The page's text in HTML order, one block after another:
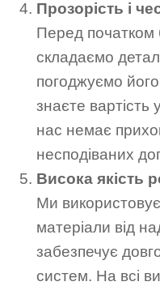
Прозорість і
Перед початком
складаємо
погоджуємо
знаєте вартість
нас немає
несподіваних
Висока якість
Ми
матеріали від
забезпечує
систем. На всі